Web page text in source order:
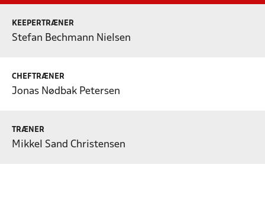
KEEPERTRÆNER
Stefan Bechmann Nielsen
CHEFTRÆNER
Jonas Nødbak Petersen
TRÆNER
Mikkel Sand Christensen